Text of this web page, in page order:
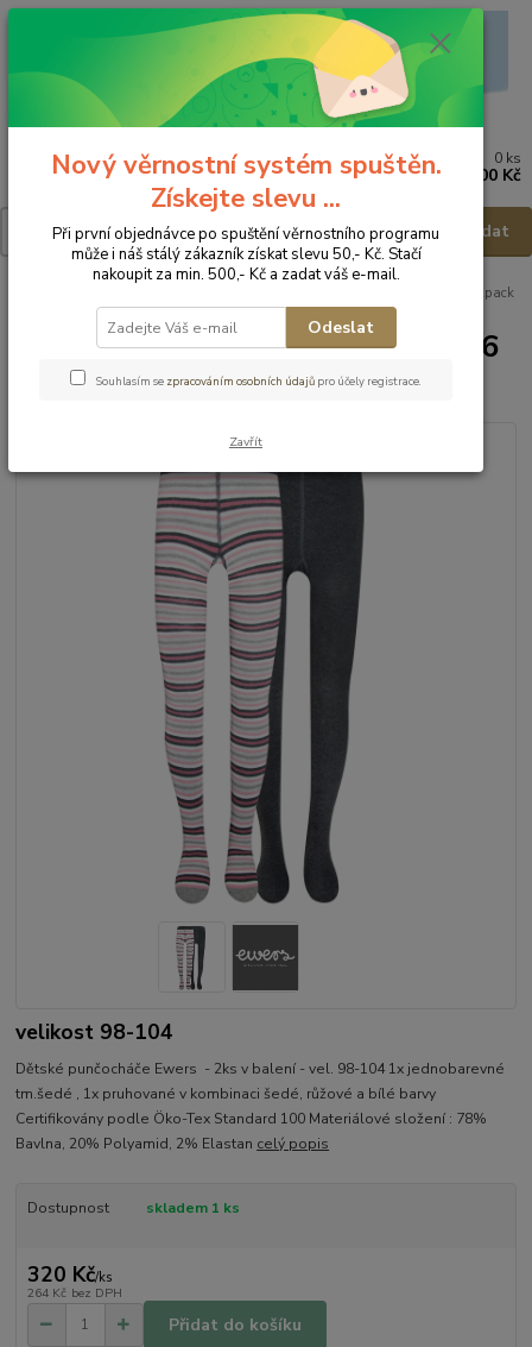
Menu
Hledat
0 ks
0,00 Kč
Ewers Dětské punčocháče 98006 - vel.98-104 - 2pack
Ewers Dětské punčocháče 98006
- vel.98-104 - 2pack
velikost 98-104
Dětské punčocháče Ewers - 2ks v balení - vel. 98-104 1x jednobarevné
tm.šedé , 1x pruhované v kombinaci šedé, růžové a bílé barvy
Certifikovány podle Öko-Tex Standard 100 Materiálové složení : 78%
Bavlna, 20% Polyamid, 2% Elastan celý popis
Dostupnost skladem 1 ks
320 Kč/ks
264 Kč bez DPH
Přidat do košíku
Nový věrnostní systém spuštěn.
Získejte slevu ...
Při první objednávce po spuštění věrnostního programu
může i náš stálý zákazník získat slevu 50,- Kč. Stačí
nakoupit za min. 500,- Kč a zadat váš e-mail.
Odeslat
Souhlasím se zpracováním osobních údajů pro účely registrace.
Zavřít